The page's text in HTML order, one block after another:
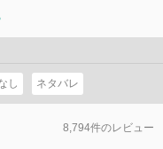
聞き慣れぬ名を口にす
たのは――黒い爆炎を
先にして、森派に立つ
れたことから、すべて
ための対立組織による
こう証言し、その推測
”荒神”だった」
、中也。「羊」の仲間
り下がったのか」と罵
がて彼らは、黒幕の告
る、蘭堂の正体。そし
いた真の理由とは
し ネタバレ
8,794件のレビュー